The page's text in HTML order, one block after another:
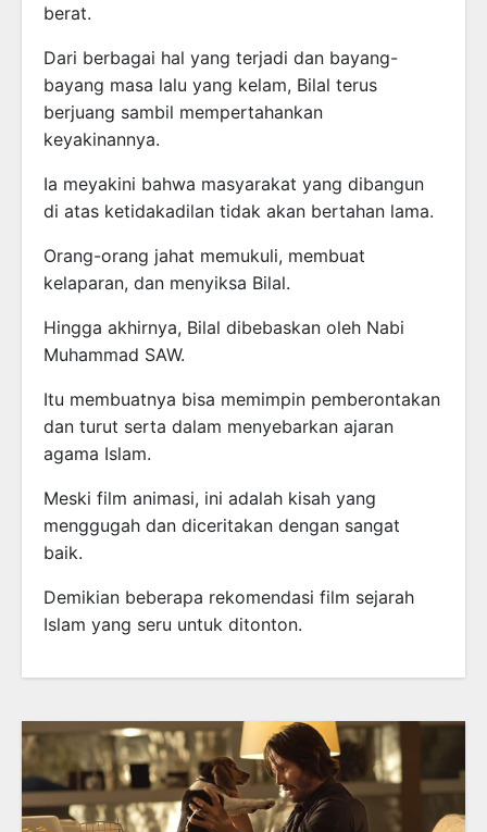
berat.
Dari berbagai hal yang terjadi dan bayang-
bayang masa lalu yang kelam, Bilal terus
berjuang sambil mempertahankan
keyakinannya.
Ia meyakini bahwa masyarakat yang dibangun
di atas ketidakadilan tidak akan bertahan lama.
Orang-orang jahat memukuli, membuat
kelaparan, dan menyiksa Bilal.
Hingga akhirnya, Bilal dibebaskan oleh Nabi
Muhammad SAW.
Itu membuatnya bisa memimpin pemberontakan
dan turut serta dalam menyebarkan ajaran
agama Islam.
Meski film animasi, ini adalah kisah yang
menggugah dan diceritakan dengan sangat
baik.
Demikian beberapa rekomendasi film sejarah
Islam yang seru untuk ditonton.